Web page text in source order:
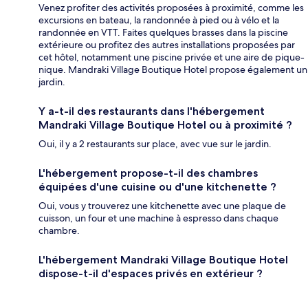
Venez profiter des activités proposées à proximité, comme les
excursions en bateau, la randonnée à pied ou à vélo et la
randonnée en VTT. Faites quelques brasses dans la piscine
extérieure ou profitez des autres installations proposées par
cet hôtel, notamment une piscine privée et une aire de pique-
nique. Mandraki Village Boutique Hotel propose également un
jardin.
Y a-t-il des restaurants dans l'hébergement
Mandraki Village Boutique Hotel ou à proximité ?
Oui, il y a 2 restaurants sur place, avec vue sur le jardin.
L'hébergement propose-t-il des chambres
équipées d'une cuisine ou d'une kitchenette ?
Oui, vous y trouverez une kitchenette avec une plaque de
cuisson, un four et une machine à espresso dans chaque
chambre.
L'hébergement Mandraki Village Boutique Hotel
dispose-t-il d'espaces privés en extérieur ?